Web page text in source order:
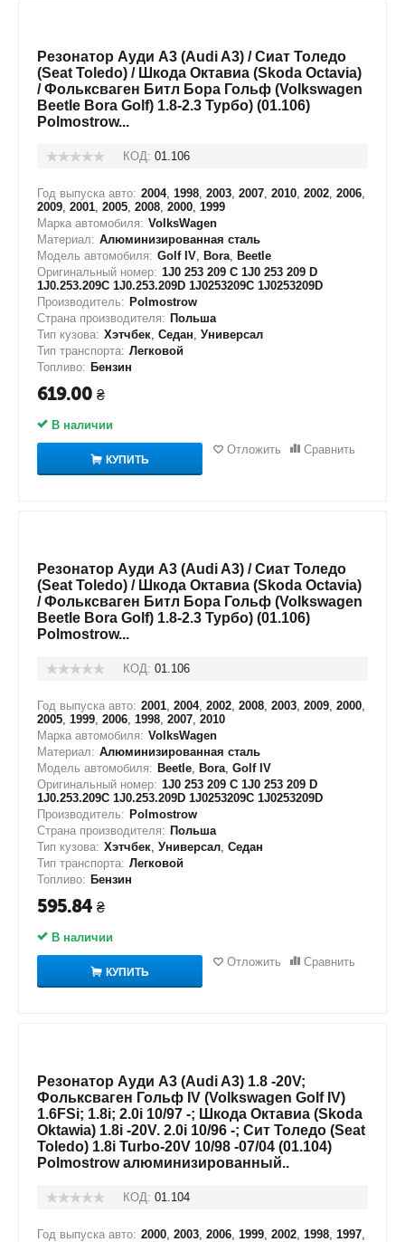
Резонатор Ауди А3 (Audi A3) / Сиат Толедо
(Seat Toledo) / Шкода Октавиа (Skoda Octavia)
/ Фольксваген Битл Бора Гольф (Volkswagen
Beetle Bora Golf) 1.8-2.3 Турбо) (01.106)
Polmostrow...
КОД: 01.106
Год выпуска авто: 2004, 1998, 2003, 2007, 2010, 2002, 2006,
2009, 2001, 2005, 2008, 2000, 1999
Марка автомобиля: VolksWagen
Материал: Алюминизированная сталь
Модель автомобиля: Golf IV, Bora, Beetle
Оригинальный номер: 1J0 253 209 C 1J0 253 209 D
1J0.253.209C 1J0.253.209D 1J0253209C 1J0253209D
Производитель: Polmostrow
Страна производителя: Польша
Тип кузова: Хэтчбек, Седан, Универсал
Тип транспорта: Легковой
Топливо: Бензин
619.00 ₴
В наличии
КУПИТЬ
Отложить Сравнить
Резонатор Ауди А3 (Audi A3) / Сиат Толедо
(Seat Toledo) / Шкода Октавиа (Skoda Octavia)
/ Фольксваген Битл Бора Гольф (Volkswagen
Beetle Bora Golf) 1.8-2.3 Турбо) (01.106)
Polmostrow...
КОД: 01.106
Год выпуска авто: 2001, 2004, 2002, 2008, 2003, 2009, 2000,
2005, 1999, 2006, 1998, 2007, 2010
Марка автомобиля: VolksWagen
Материал: Алюминизированная сталь
Модель автомобиля: Beetle, Bora, Golf IV
Оригинальный номер: 1J0 253 209 C 1J0 253 209 D
1J0.253.209C 1J0.253.209D 1J0253209C 1J0253209D
Производитель: Polmostrow
Страна производителя: Польша
Тип кузова: Хэтчбек, Универсал, Седан
Тип транспорта: Легковой
Топливо: Бензин
595.84 ₴
В наличии
КУПИТЬ
Отложить Сравнить
Резонатор Ауди А3 (Audi A3) 1.8 -20V;
Фольксваген Гольф IV (Volkswagen Golf IV)
1.6FSi; 1.8i; 2.0i 10/97 -; Шкода Октавиа (Skoda
Oktawia) 1.8i -20V. 2.0i 10/96 -; Сит Толедо (Seat
Toledo) 1.8i Turbo-20V 10/98 -07/04 (01.104)
Polmostrow алюминизированный..
КОД: 01.104
Год выпуска авто: 2000, 2003, 2006, 1999, 2002, 1998, 1997,